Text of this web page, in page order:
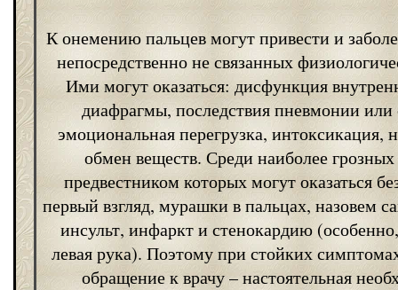
К онемению пальцев могут привести и
непосредственно не связанных
Ими могут оказаться: дисфункция
диафрагмы, последствия пневмонии
эмоциональная перегрузка, интоксикация,
обмен веществ. Среди наиболее грозных
предвестником которых могут оказаться
первый взгляд, мурашки в пальцах, назовем
инсульт, инфаркт и стенокардию
левая рука). Поэтому при стойких
обращение к врачу – настоятельная